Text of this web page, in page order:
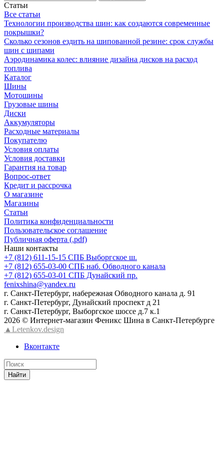
Статьи
Все статьи
Технологии производства шин: как создаются современные
покрышки?
Сколько сезонов ездить на шипованной резине: срок службы
шин с шипами
Аэродинамика колес: влияние дизайна дисков на расход
топлива
Каталог
Шины
Мотошины
Грузовые шины
Диски
Аккумуляторы
Расходные материалы
Покупателю
Условия оплаты
Условия доставки
Гарантия на товар
Вопрос-ответ
Кредит и рассрочка
О магазине
Магазины
Статьи
Политика конфиденциальности
Пользовательское соглашение
Публичная оферта (.pdf)
Наши контакты
+7 (812) 611-15-15 СПБ Выборгское ш.
+7 (812) 655-03-00 СПБ наб. Обводного канала
+7 (812) 655-03-01 СПБ Дунайский пр.
fenixshina@yandex.ru
г. Санкт-Петербург, набережная Обводного канала д. 91
г. Санкт-Петербург, Дунайский проспект д 21
г. Санкт-Петербург, Выборгское шоссе д.7 к.1
2026 © Интернет-магазин Феникс Шина в Санкт-Петербурге
▲Letenkov.design
Вконтакте
Найти